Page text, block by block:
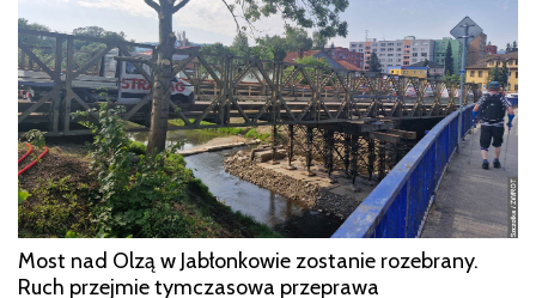
Most nad Olzą w Jabłonkowie zostanie rozebrany.
Ruch przejmie tymczasowa przeprawa